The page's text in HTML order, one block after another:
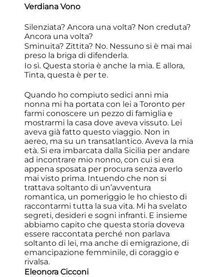
Verdiana Vono
Silenziata? Ancora una volta? Non creduta?
Ancora una volta?
Sminuita? Zittita? No. Nessuno si è mai mai
preso la briga di difenderla.
Io sì. Questa storia è anche la mia. E allora,
Tinta, questa è per te.
Quando ho compiuto sedici anni mia
nonna mi ha portata con lei a Toronto per
farmi conoscere un pezzo di famiglia e
mostrarmi la casa dove aveva vissuto. Lei
aveva già fatto questo viaggio. Non in
aereo, ma su un transatlantico. Aveva la mia
età. Si era imbarcata dalla Sicilia per andare
ad incontrare mio nonno, con cui si era
appena sposata per procura senza averlo
mai visto prima. Intuendo che non si
trattava soltanto di un’avventura
romantica, un pomeriggio le ho chiesto di
raccontarmi tutta la sua vita. Mi ha svelato
segreti, desideri e sogni infranti. E insieme
abbiamo capito che questa storia doveva
essere raccontata perché non parlava
soltanto di lei, ma anche di emigrazione, di
emancipazione femminile, di coraggio e
rivalsa.
Eleonora Cicconi